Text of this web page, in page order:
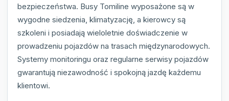
bezpieczeństwa. Busy Tomiline wyposażone są w
wygodne siedzenia, klimatyzację, a kierowcy są
szkoleni i posiadają wieloletnie doświadczenie w
prowadzeniu pojazdów na trasach międzynarodowych.
Systemy monitoringu oraz regularne serwisy pojazdów
gwarantują niezawodność i spokojną jazdę każdemu
klientowi.